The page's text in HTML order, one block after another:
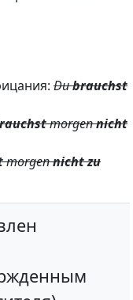
Dubrauchst
morgennicht
morgennicht zu